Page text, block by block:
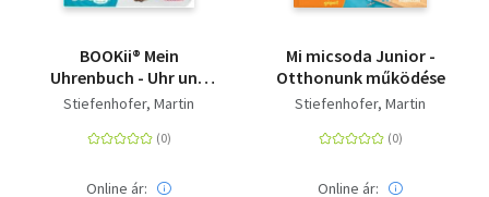
BOOKii® Mein
Uhrenbuch - Uhr und
Uhrzeit lernen
Stiefenhofer, Martin
Online ár:
Mi micsoda Junior -
Otthonunk működése
Stiefenhofer, Martin
Online ár: